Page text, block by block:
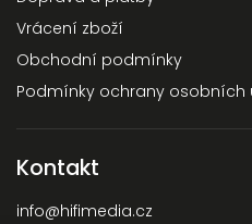
Vrácení zboží
Obchodní podmínky
Podmínky ochrany osobních
Kontakt
info@hifimedia.cz